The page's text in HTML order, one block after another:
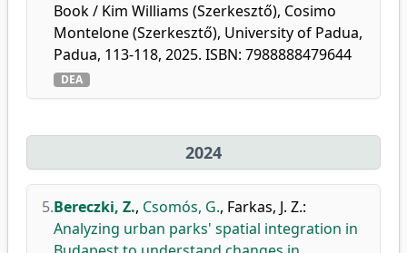
Book / Kim Williams (Szerkesztő), Cosimo
Montelone (Szerkesztő), University of Padua,
Padua, 113-118, 2025. ISBN: 7988888479644
DEA
2024
5.Bereczki, Z., Csomós, G., Farkas, J. Z.:
Analyzing urban parks' spatial integration in